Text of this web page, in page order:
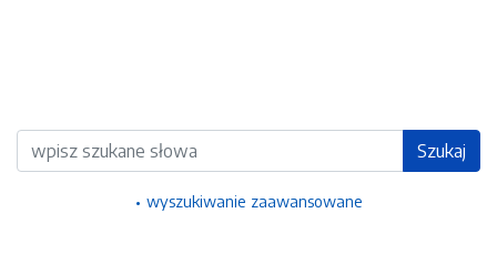
Wyszukiwarka Szukaj
wyszukiwanie zaawansowane